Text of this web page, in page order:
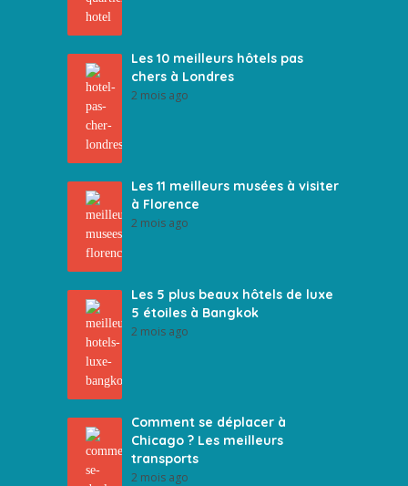
Les 10 meilleurs hôtels pas
chers à Londres
2 mois ago
Les 11 meilleurs musées à visiter
à Florence
2 mois ago
Les 5 plus beaux hôtels de luxe
5 étoiles à Bangkok
2 mois ago
Comment se déplacer à
Chicago ? Les meilleurs
transports
2 mois ago